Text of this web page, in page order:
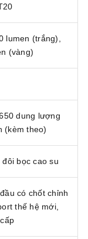
lumen (trắng),
(vàng)
dung lượng
(kèm theo)
đôi bọc cao su
có chốt chỉnh
thế hệ mới,